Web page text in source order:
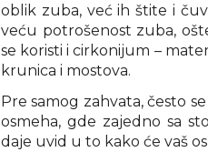
oblik zuba, već ih štite i
veću potrošenost zuba,
se koristi i cirkonijum –
krunica i mostova.
Pre samog zahvata, često
osmeha, gde zajedno sa
daje uvid u to kako će vaš